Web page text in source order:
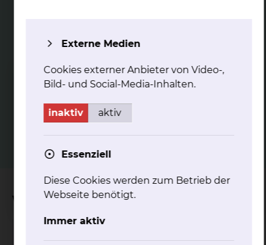
Still­be­ra­tung
Neugeborenes stillen wollen.
mehr
Wichtige Kontakte
Perinatalzentrum
Externe Medien
Cookies externer Anbieter von Video-,
Bild- und Social-Media-Inhalten.
inaktiv aktiv
Essenziell
Diese Cookies werden zum Betrieb der
Webseite benötigt.
Immer aktiv